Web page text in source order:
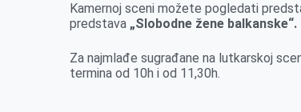
g
r
I
p
Kamernoj sceni možete pogledati
predstava „Slobodne žene balkanske“.
Za najmlađe sugrađane na lutkarskoj
termina od 10h i od 11,30h.